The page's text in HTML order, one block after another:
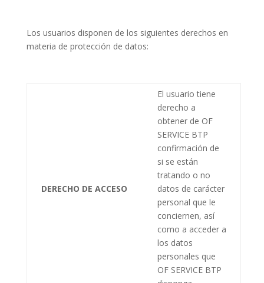
Los usuarios disponen de los siguientes derechos en
materia de protección de datos:
DERECHO DE ACCESO
El usuario tiene
derecho a
obtener de OF
SERVICE BTP
confirmación de
si se están
tratando o no
datos de carácter
personal que le
conciernen, así
como a acceder a
los datos
personales que
OF SERVICE BTP